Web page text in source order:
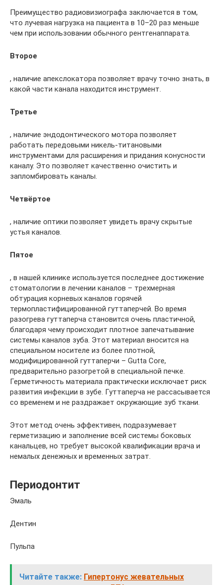
Преимущество радиовизиографа заключается в том,
что лучевая нагрузка на пациента в 10–20 раз меньше
чем при использовании обычного рентгенаппарата.
Второе
, наличие апекслокатора позволяет врачу точно знать, в
какой части канала находится инструмент.
Третье
, наличие эндодонтического мотора позволяет
работать передовыми никель-титановыми
инструментами для расширения и придания конусности
каналу. Это позволяет качественно очистить и
запломбировать каналы.
Четвёртое
, наличие оптики позволяет увидеть врачу скрытые
устья каналов.
Пятое
, в нашей клинике используется последнее достижение
стоматологии в лечении каналов – трехмерная
обтурация корневых каналов горячей
термопластифицированной гуттаперчей. Во время
разогрева гуттаперча становится очень пластичной,
благодаря чему происходит плотное запечатывание
системы каналов зуба. Этот материал вносится на
специальном носителе из более плотной,
модифицированной гуттаперчи – Gutta Core,
предварительно разогретой в специальной печке.
Герметичность материала практически исключает риск
развития инфекции в зубе. Гуттаперча не рассасывается
со временем и не раздражает окружающие зуб ткани.
Этот метод очень эффективен, подразумевает
герметизацию и заполнение всей системы боковых
канальцев, но требует высокой квалификации врача и
немалых денежных и временных затрат.
Периодонтит
Эмаль
Дентин
Пульпа
Читайте также: Гипертонус жевательных